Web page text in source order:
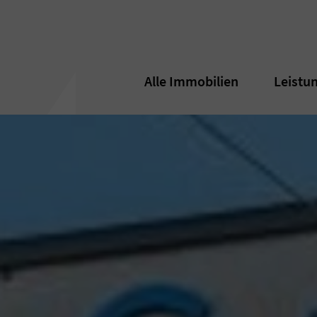
Alle Immobilien
Alle Immobilien